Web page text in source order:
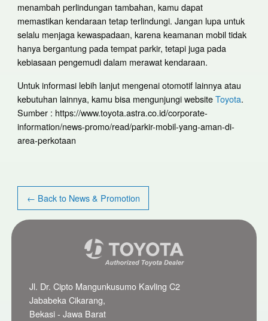
menambah perlindungan tambahan, kamu dapat
memastikan kendaraan tetap terlindungi. Jangan lupa untuk
selalu menjaga kewaspadaan, karena keamanan mobil tidak
hanya bergantung pada tempat parkir, tetapi juga pada
kebiasaan pengemudi dalam merawat kendaraan.
Untuk informasi lebih lanjut mengenai otomotif lainnya atau
kebutuhan lainnya, kamu bisa mengunjungi websiteToyota.
Sumber : https://www.toyota.astra.co.id/corporate-
information/news-promo/read/parkir-mobil-yang-aman-di-
area-perkotaan
← Back to News & Promotion
Jl. Dr. Cipto Mangunkusumo Kavling C2
Jababeka Cikarang,
Bekasi - Jawa Barat